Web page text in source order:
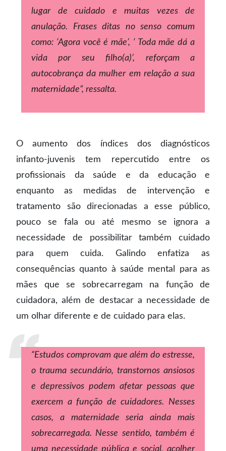
lugar de cuidado e muitas vezes de
anulação. Frases ditas no senso comum
como: ‘Agora você é mãe’, ‘ Toda mãe dá a
vida por seu filho(a)’, reforçam a
autocobrança da mulher em relação a sua
maternidade”, ressalta.
O aumento dos índices dos diagnósticos
infanto-juvenis tem repercutido entre os
profissionais da saúde e da educação e
enquanto as medidas de intervenção e
tratamento são direcionadas a esse público,
pouco se fala ou até mesmo se ignora a
necessidade de possibilitar também cuidado
para quem cuida. Galindo enfatiza as
consequências quanto à saúde mental para as
mães que se sobrecarregam na função de
cuidadora, além de destacar a necessidade de
um olhar diferente e de cuidado para elas.
“Estudos comprovam que além do estresse,
o trauma secundário, transtornos ansiosos
e depressivos podem afetar pessoas que
exercem a função de cuidadores. Nesses
casos, a maternidade seria ainda mais
sobrecarregada. Nesse sentido, também é
uma necessidade pública e social, acolher